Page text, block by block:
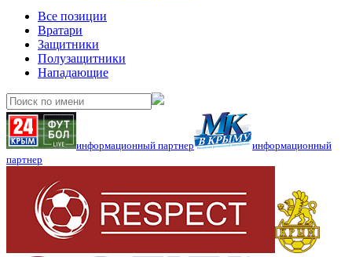
Все позиции
Вратари
Защитники
Полузащитники
Нападающие
информационный партнер
информационный
партнер